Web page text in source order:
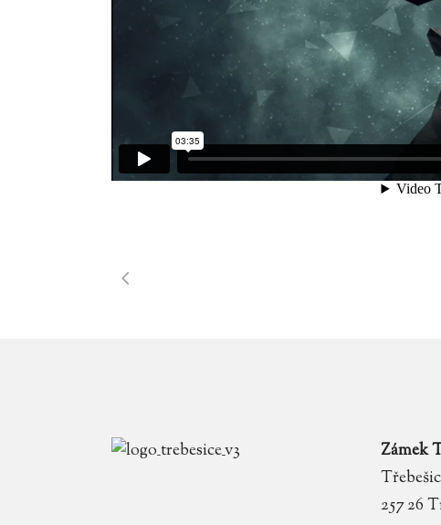
Zámek
257 26